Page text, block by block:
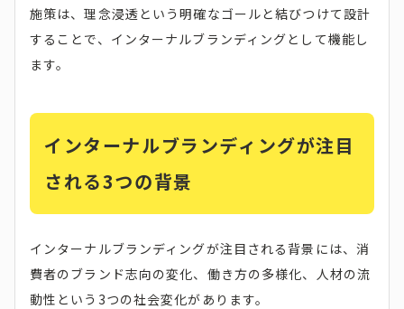
施策は、理念浸透という明確なゴールと結びつけて設計
することで、インターナルブランディングとして機能し
ます。
インターナルブランディングが注目
される3つの背景
インターナルブランディングが注目される背景には、消
費者のブランド志向の変化、働き方の多様化、人材の流
動性という3つの社会変化があります。